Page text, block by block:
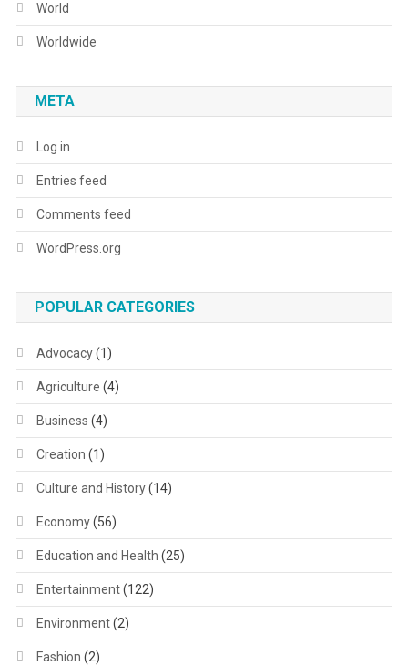
World
Worldwide
META
Log in
Entries feed
Comments feed
WordPress.org
POPULAR CATEGORIES
Advocacy(1)
Agriculture (4)
Business (4)
Creation (1)
Culture and History(14)
Economy(56)
Education and Health (25)
Entertainment(122)
Environment(2)
Fashion (2)